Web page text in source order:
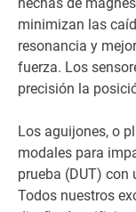
minimizan las
resonancia y
fuerza. Los
precisión la
Los aguijones, o
modales para
prueba (DUT)
Todos nuestros